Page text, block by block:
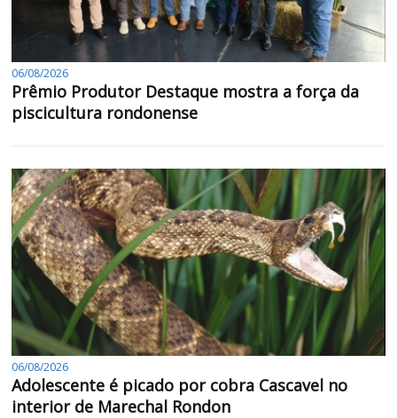
06/08/2026
Prêmio Produtor Destaque mostra a força da
piscicultura rondonense
06/08/2026
Adolescente é picado por cobra Cascavel no
interior de Marechal Rondon